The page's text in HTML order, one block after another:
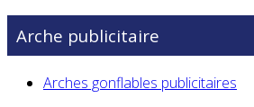
Arche publicitaire
Arches gonflables publicitaires